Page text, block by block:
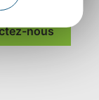
nous